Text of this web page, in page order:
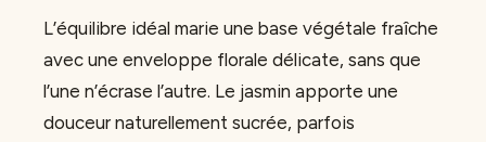
L’équilibre idéal marie une base végétale fraîche
avec une enveloppe florale délicate, sans que
l’une n’écrase l’autre. Le jasmin apporte une
douceur naturellement sucrée, parfois